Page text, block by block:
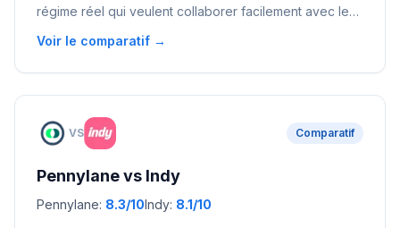
régime réel qui veulent collaborer facilement avec leur
convient à ceux qui préfèrent déléguer totalement leur
comptabilité avec un expert-comptable inclus dans
Voir le comparatif →
VS Comparatif
Pennylanevs Indy
Pennylane: 8.3/10Indy: 8.1/10